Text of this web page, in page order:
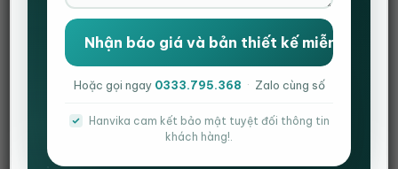
Combo bàn ghế gaming
bàn cá nhân bàn chữ Z ghế gaming
Hoặc gọi ngay 0333.795.368 · Zalo cùng số
Hanvika cam kết bảo mật tuyệt đối thông tin
khách hàng!.